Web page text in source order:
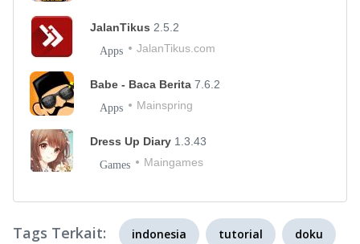
JalanTikus 2.5.2
Apps JalanTikus.com
Babe - Baca Berita 7.6.2
Apps Mainspring
Dress Up Diary 1.3.43
Games Maingames
Tags Terkait: indonesia tutorial doku